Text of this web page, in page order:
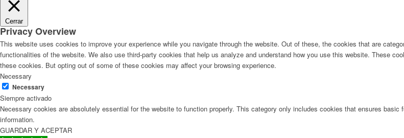
Cerrar
Privacy Overview
This website uses cookies to improve your experience while you navigate through the website. Out of these, the cookies that are
functionalities of the website. We also use third-party cookies that help us analyze and understand how you use this website. These
these cookies. But opting out of some of these cookies may affect your browsing experience.
Necessary
Necessary
Siempre activado
Necessary cookies are absolutely essential for the website to function properly. This category only includes cookies that ensures
information.
GUARDAR Y ACEPTAR